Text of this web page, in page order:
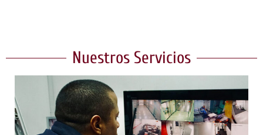
Nuestros Servicios